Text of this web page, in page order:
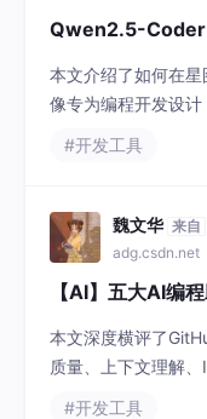
Qwen2.5-
本文介绍了如何在
像专为编程开发设
#开发工具
魏文华 来自
adg.csdn.net
【AI】五大AI编
本文深度横评了
质量、上下文理解
#开发工具